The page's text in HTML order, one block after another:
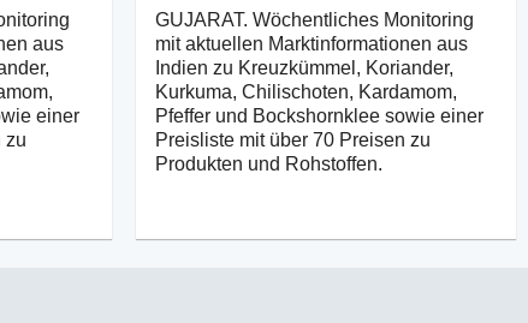
aus
einer
zu
GUJARAT. Wöchentliches Monitoring
mit aktuellen Marktinformationen aus
Indien zu Kreuzkümmel, Koriander,
Kurkuma, Chilischoten, Kardamom,
Pfeffer und Bockshornklee sowie einer
Preisliste mit über 70 Preisen zu
Produkten und Rohstoffen.